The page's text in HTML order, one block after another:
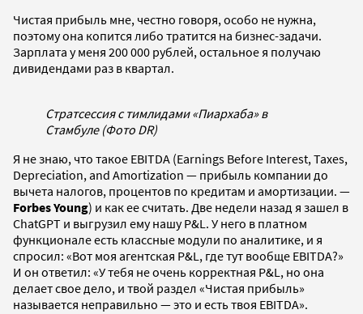
Чистая прибыль мне, честно говоря, особо не нужна,
поэтому она копится либо тратится на бизнес-задачи.
Зарплата у меня 200 000 рублей, остальное я получаю
дивидендами раз в квартал.
Стратсессия с тимлидами «Пиархаба» в
Стамбуле (Фото DR)
Я не знаю, что такое EBITDA (Earnings Before Interest, Taxes,
Depreciation, and Amortization — прибыль компании до
вычета налогов, процентов по кредитам и амортизации. —
Forbes Young) и как ее считать. Две недели назад я зашел в
ChatGPT и выгрузил ему нашу P&L. У него в платном
функционале есть классные модули по аналитике, и я
спросил: «Вот моя агентская P&L, где тут вообще EBITDA?»
И он ответил: «У тебя не очень корректная P&L, но она
делает свое дело, и твой раздел «Чистая прибыль»
называется неправильно — это и есть твоя EBITDA».